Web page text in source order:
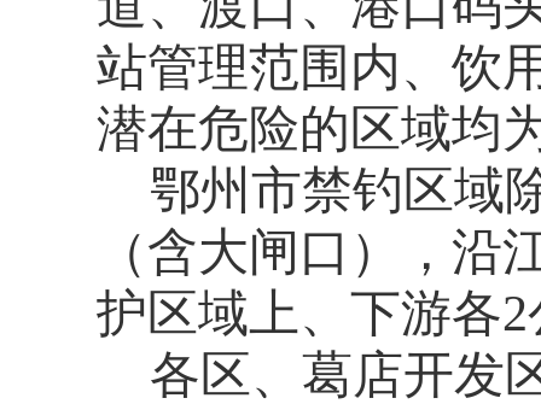
站管理范围内、 饮
潜在危险的区域均
鄂州市禁钓区域
（含大闸口），沿
护区域上、下游各
各区、葛店开发